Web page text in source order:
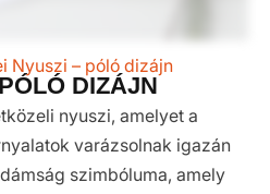
Nyuszi – póló dizájn
DIZÁJN
nyuszi, amelyet a
varázsolnak igazán
szimbóluma, amely